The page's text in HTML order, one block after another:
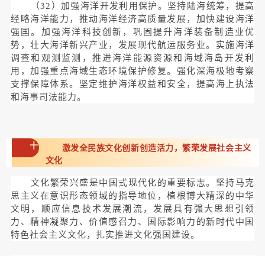
（32）加强海洋开发利用保护。坚持陆海统筹，提高
经略海洋能力，推动海洋经济高质量发展，加快建设海洋
强国。加强海洋科技创新，巩固提升海洋装备制造业优
势，壮大海洋新兴产业，发展现代航运服务业。实施海洋
调查和观测监测，推进海洋能源资源和海域海岛开发利
用，加强重点海域生态环境保护修复。强化深海极地考察
支撑保障体系。坚定维护海洋权益和安全，提高海上执法
和海事司法能力。
十
激发全民族文化创新创造活力，繁荣发展社会主义
文化
文化繁荣兴盛是中国式现代化的重要标志。坚持马克
思主义在意识形态领域的指导地位，植根博大精深的中华
文明，顺应信息技术发展潮流，发展具有强大思想引领
力、精神凝聚力、价值感召力、国际影响力的新时代中国
特色社会主义文化，扎实推进文化强国建设。